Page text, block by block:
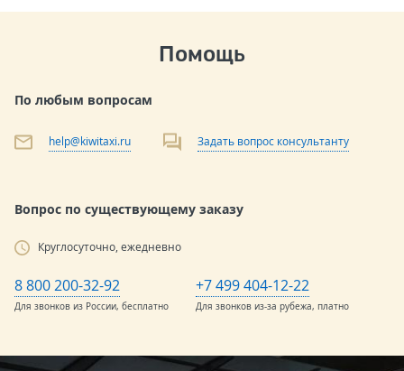
Помощь
По любым вопросам
help@kiwitaxi.ru Задать вопрос консультанту
Вопрос по существующему заказу
Круглосуточно, ежедневно
8 800 200-32-92
Для звонков из России, бесплатно
+7 499 404-12-22
Для звонков из-за рубежа, платно